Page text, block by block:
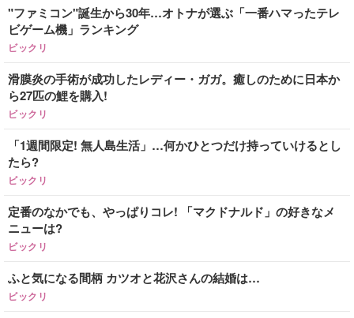
登録・ログイン/マイルーム
"ファミコン"誕生から30年…オトナが選ぶ「一番ハマったテレ
ビゲーム機」ランキング
ビックリ
滑膜炎の手術が成功したレディー・ガガ。癒しのために日本か
ら27匹の鯉を購入!
ビックリ
「1週間限定! 無人島生活」…何かひとつだけ持っていけるとし
たら?
ビックリ
定番のなかでも、やっぱりコレ! 「マクドナルド」の好きなメ
ニューは?
ビックリ
ふと気になる間柄 カツオと花沢さんの結婚は…
ビックリ